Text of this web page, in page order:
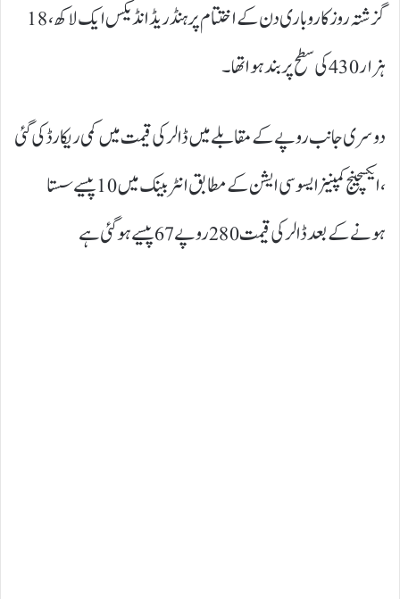
گزشتہ روز کاروباری دن کے اختتام پر ہنڈریڈ انڈیکس ایک لاکھ ، 18
ہزار 430 کی سطح پر بند ہوا تھا۔
دوسری جانب روپے کے مقابلے میں ڈالر کی قیمت میں کمی ریکارڈ کی گئی
، ایکسچینج کمپنیزایسوسی ایشن کے مطابق انٹر بینک میں 10 پیسے سستا
ہونے کے بعد ڈالر کی قیمت 280 روپے 67 پیسے ہو گئی ہے